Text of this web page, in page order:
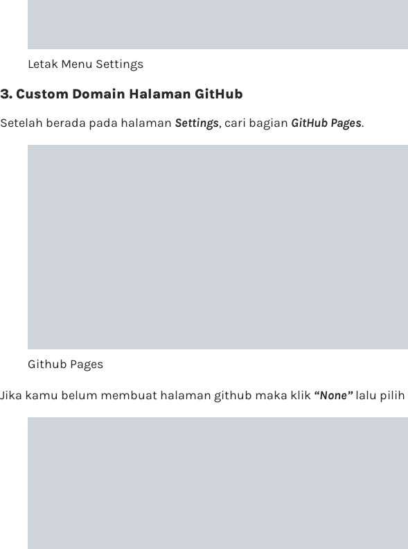
Letak Menu Settings
3. Custom Domain Halaman GitHub
Setelah berada pada halaman Settings, cari bagian GitHub Pages.
Github Pages
Jika kamu belum membuat halaman github maka klik “None”lalu pilih